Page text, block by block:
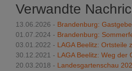
Verwandte
13.06.2026 - Brandenburg:
01.07.2024 - Brandenburg:
03.01.2022 - LAGA Beelitz: Ortsteile
30.12.2021 - LAGA Beelitz: Weg der
20.03.2018 - Landesgartenschau